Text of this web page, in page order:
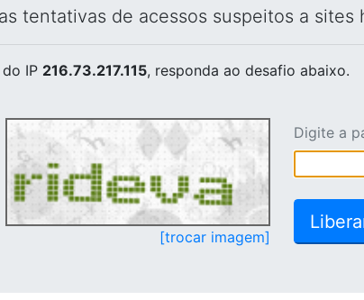
tentativas de acessos suspeitos a sites
do IP 216.73.217.115, responda ao desafio abaixo.
[trocar imagem]
Digite a